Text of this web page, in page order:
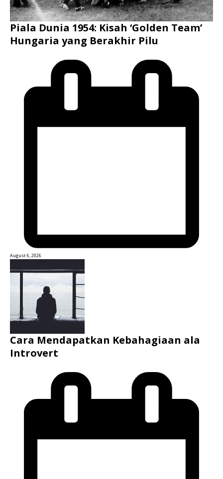
Piala Dunia 1954: Kisah ‘Golden Team’
Hungaria yang Berakhir Pilu
August 6, 2026
Cara Mendapatkan Kebahagiaan ala
Introvert